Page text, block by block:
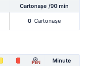
Cartonașe /90 min
0 Cartonașe
PEN Minute